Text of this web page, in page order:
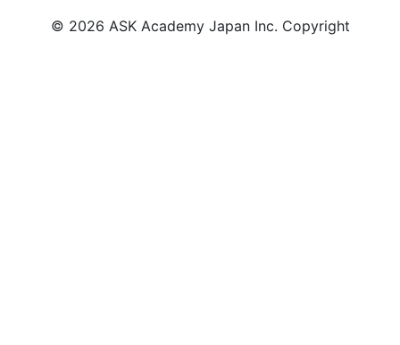
© 2026 ASK Academy Japan Inc. Copyright